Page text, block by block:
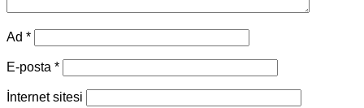
Ad *
E-posta *
İnternet sitesi